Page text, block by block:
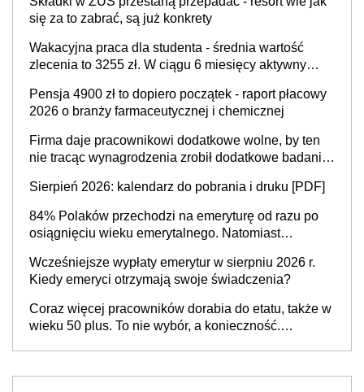
się za to zabrać, są już konkrety
Wakacyjna praca dla studenta - średnia wartość
zlecenia to 3255 zł. W ciągu 6 miesięcy aktywny
Pensja 4900 zł to dopiero początek - raport płacowy
2026 o branży farmaceutycznej i chemicznej
Firma daje pracownikowi dodatkowe wolne, by ten
nie tracąc wynagrodzenia zrobił dodatkowe badania.
Sierpień 2026: kalendarz do pobrania i druku [PDF]
84% Polaków przechodzi na emeryturę od razu po
osiągnięciu wieku emerytalnego. Natomiast
stanie? Pracownicy 45+ to siła napędowa
gospodarki
Wcześniejsze wypłaty emerytur w sierpniu 2026 r.
Kiedy emeryci otrzymają swoje świadczenia?
Coraz więcej pracowników dorabia do etatu, także w
wieku 50 plus. To nie wybór, a konieczność.